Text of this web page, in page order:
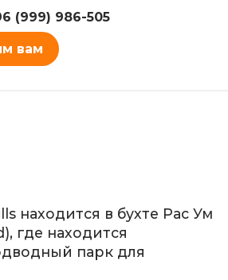
(999) 986-505
вам
находится в бухте Рас Ум
где находится
парк для